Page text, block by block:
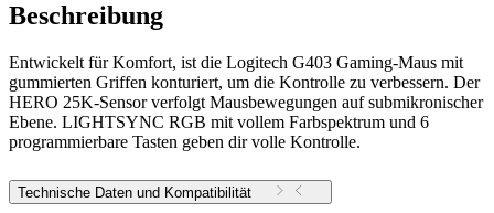
Beschreibung
Entwickelt für Komfort, ist die Logitech G403 Gaming-Maus mit
gummierten Griffen konturiert, um die Kontrolle zu verbessern. Der
HERO 25K-Sensor verfolgt Mausbewegungen auf submikronischer
Ebene. LIGHTSYNC RGB mit vollem Farbspektrum und 6
programmierbare Tasten geben dir volle Kontrolle.
Technische Daten und Kompatibilität